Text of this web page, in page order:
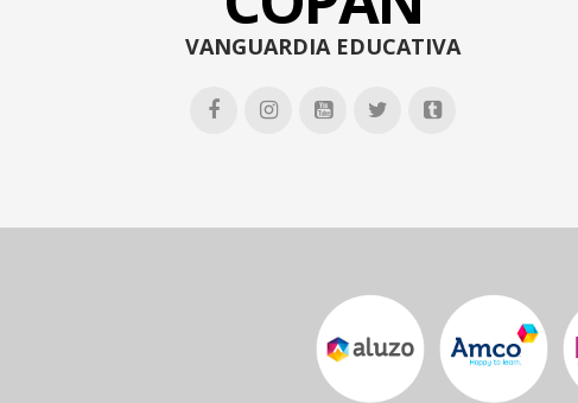
VANGUARDIA EDUCATIVA
    